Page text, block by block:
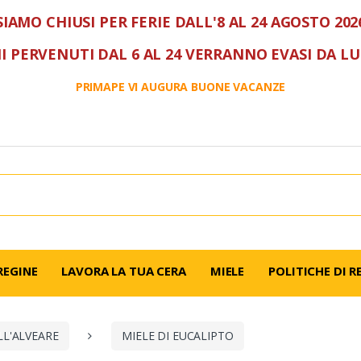
CHIUSI PER FERIE DALL'8 AL 24 AGOSTO
DAL 6 AL 24 VERRANNO EVASI DA
PRIMAPE VI AUGURA BUONE VACANZE
LAVORA LA TUA CERA MIELE POLITICHE DI
MIELE DI EUCALIPTO